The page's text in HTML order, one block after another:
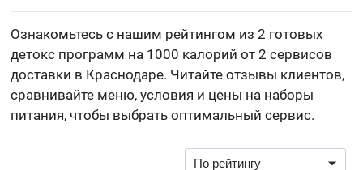
Ознакомьтесь с нашим рейтингом из 2 готовых
детокс программ на 1000 калорий от 2 сервисов
доставки в Краснодаре. Читайте отзывы клиентов,
сравнивайте меню, условия и цены на наборы
питания, чтобы выбрать оптимальный сервис.